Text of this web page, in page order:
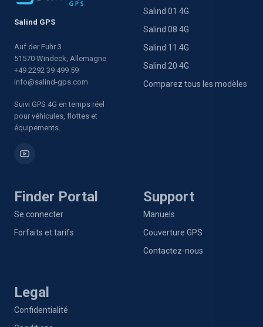
Salind GPS
Auf der Fuhr 3
51570 Windeck, Allemagne
+49 2292 39 499 59
info@salind-gps.com
Suivi GPS 4G en temps réel
pour véhicules, flottes et
équipements.
Salind 01 4G
Salind 08 4G
Salind 11 4G
Salind 20 4G
Comparez tous les modèles
Finder Portal
Se connecter
Forfaits et tarifs
Support
Manuels
Couverture GPS
Contactez-nous
Legal
Confidentialité